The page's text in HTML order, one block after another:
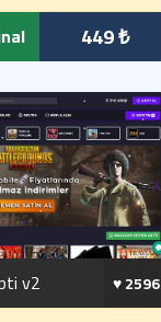
449 ₺
v2 ♥️ 2596